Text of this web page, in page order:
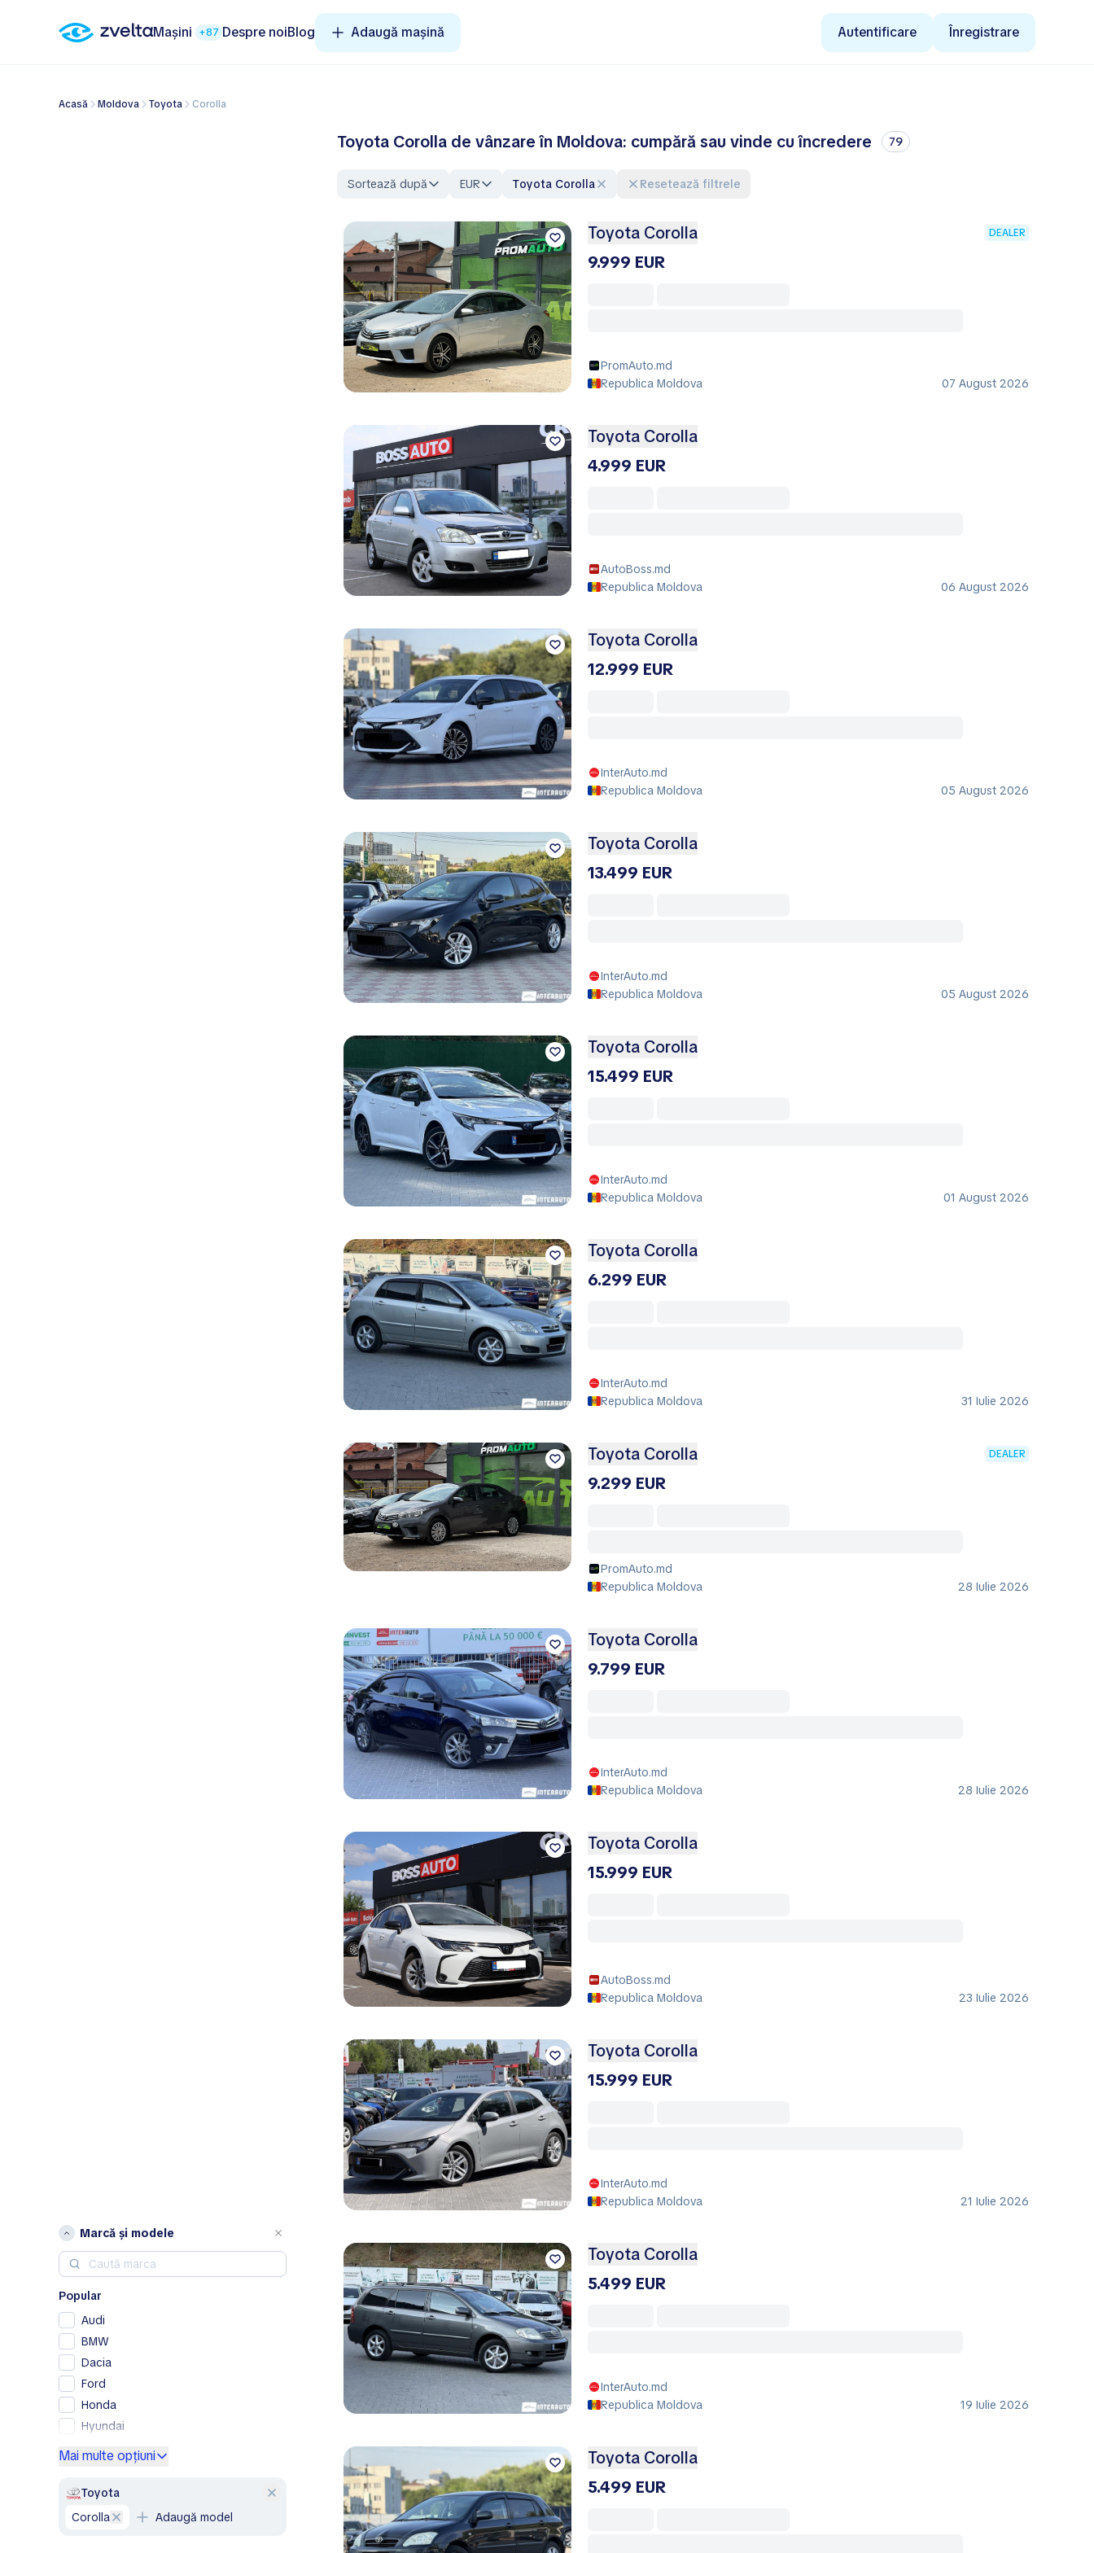
Mașini +87 Despre noiBlog Adaugă mașină Autentificare Înregistrare
Acasă Moldova Toyota Corolla
Marcă și modele
Popular
Audi
BMW
Dacia
Ford
Honda
Hyundai
Mercedes-Benz
Nissan
Mai multe opțiuni
Toyota
Corolla
Adaugă model
Toyota Corolla de vânzare în Moldova: cumpără sau vinde cu încredere 79
Sortează după EUR Toyota Corolla Resetează filtrele
Toyota Corolla DEALER
9.999 EUR
PromAuto.md
Republica Moldova
07 August 2026
Toyota Corolla
4.999 EUR
AutoBoss.md
Republica Moldova
06 August 2026
Toyota Corolla
12.999 EUR
InterAuto.md
Republica Moldova
05 August 2026
Toyota Corolla
13.499 EUR
InterAuto.md
Republica Moldova
05 August 2026
Toyota Corolla
15.499 EUR
InterAuto.md
Republica Moldova
01 August 2026
Toyota Corolla
6.299 EUR
InterAuto.md
Republica Moldova
31 Iulie 2026
Toyota Corolla DEALER
9.299 EUR
PromAuto.md
Republica Moldova
28 Iulie 2026
Toyota Corolla
9.799 EUR
InterAuto.md
Republica Moldova
28 Iulie 2026
Toyota Corolla
15.999 EUR
AutoBoss.md
Republica Moldova
23 Iulie 2026
Toyota Corolla
15.999 EUR
InterAuto.md
Republica Moldova
21 Iulie 2026
Toyota Corolla
5.499 EUR
InterAuto.md
Republica Moldova
19 Iulie 2026
Toyota Corolla
5.499 EUR